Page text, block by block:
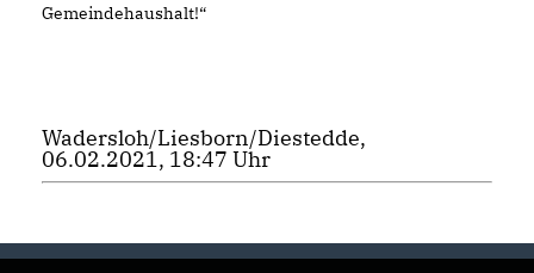
Gemeindehaushalt!“
Wadersloh/Liesborn/Diestedde,
06.02.2021, 18:47 Uhr